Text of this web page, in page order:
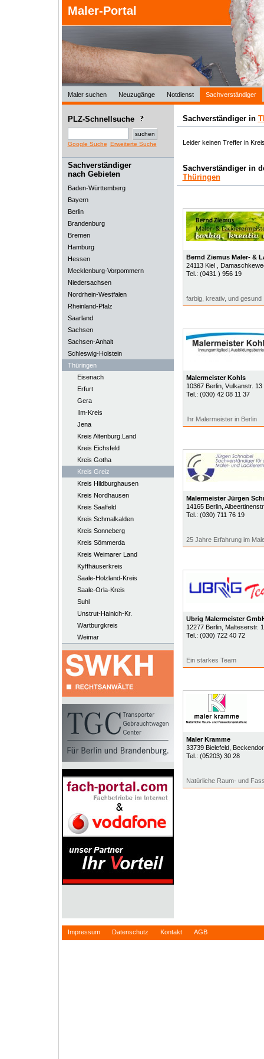
Maler-Portal
Maler suchen Neuzugänge Notdienst Sachverständiger
PLZ-Schnellsuche
Google Suche Erweiterte Suche
Sachverständiger
nach Gebieten
Baden-Württemberg
Bayern
Berlin
Brandenburg
Bremen
Hamburg
Hessen
Mecklenburg-Vorpommern
Niedersachsen
Nordrhein-Westfalen
Rheinland-Pfalz
Saarland
Sachsen
Sachsen-Anhalt
Schleswig-Holstein
Thüringen
Eisenach
Erfurt
Gera
Ilm-Kreis
Jena
Kreis Altenburg.Land
Kreis Eichsfeld
Kreis Gotha
Kreis Greiz
Kreis Hildburghausen
Kreis Nordhausen
Kreis Saalfeld
Kreis Schmalkalden
Kreis Sonneberg
Kreis Sömmerda
Kreis Weimarer Land
Kyffhäuserkreis
Saale-Holzland-Kreis
Saale-Orla-Kreis
Suhl
Unstrut-Hainich-Kr.
Wartburgkreis
Weimar
Sachverständiger in
Leider keinen Treffer in
Sachverständiger in
Thüringen
Bernd Ziemus Maler- &
24113 Kiel
,
Tel.: (0431 ) 956 19
farbig, kreativ, und gesund
Malermeister Kohls
10367 Berlin, Vulkanstr. 13
Tel.: (030) 42 08 11 37
Ihr Malermeister in Berlin
Malermeister Jürgen
14165 Berlin,
Tel.: (030) 711 76 19
25 Jahre Erfahrung im
Ubrig Malermeister
12277 Berlin, Malteserstr.
Tel.: (030) 722 40 72
Ein starkes Team
Maler Kramme
33739 Bielefeld,
Tel.: (05203) 30 28
Natürliche Raum- und
Impressum Datenschutz Kontakt AGB